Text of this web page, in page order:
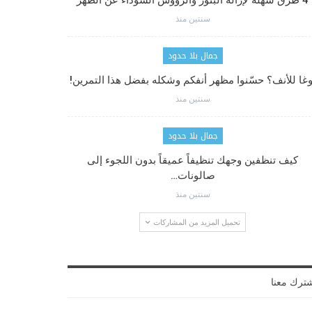
سنتين منذ
جمال بلا حدود
للأنف؟ حسّنوا مظهر أنفكم وشكله بفضل هذا التمرين!
سنتين منذ
جمال بلا حدود
كيف تنظفين وجهك تنظيفاً عميقاً بدون اللجوء إلى
صالونات…
سنتين منذ
تحميل المزيد من المشاركات
معنا